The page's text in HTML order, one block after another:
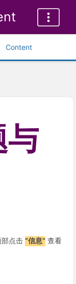
Content
与
点击 “信息” 查看